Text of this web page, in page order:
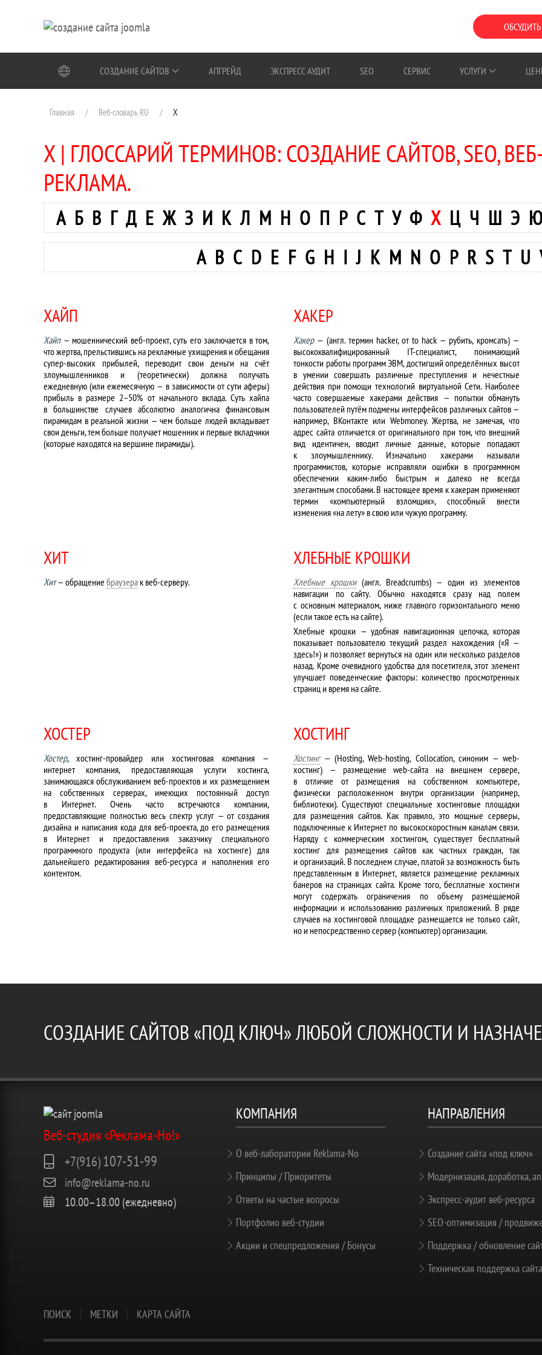
Перейти к содержимому
СОЗДАНИЕ САЙТОВ АПГРЕЙД ЭКСПРЕСС АУДИТ SEO СЕРВИС УСЛУГИ
Главная Веб-словарь RU Х
Х | ГЛОССАРИЙ ТЕРМИНОВ: СОЗДАНИЕ САЙТОВ, SEO,
РЕКЛАМА.
А Б В Г Д Е Ж З И К Л М Н О П Р С Т У Ф Х Ц Ч Ш Э Ю
A B C D E F G H I J K M N O P R S T U
ХАЙП
Хайп— мошеннический веб-проект, суть его заключается в том,
что жертва, прельстившись на рекламные ухищрения и обещания
супер-высоких прибылей, переводит свои деньги на счёт
злоумышленников и (теоретически) должна получать
ежедневную (или ежемесячную — в зависимости от сути аферы)
прибыль в размере 2–50% от начального вклада. Суть хайпа
в большинстве случаев абсолютно аналогична финансовым
пирамидам в реальной жизни — чем больше людей вкладывает
свои деньги, тем больше получает мошенник и первые вкладчики
(которые находятся на вершине пирамиды).
ХАКЕР
Хакер— (англ. термин hacker, от to hack — рубить, кромсать) —
высококвалифицированный IT-специалист, понимающий
тонкости работы программ ЭВМ, достигший определённых высот
в умении совершать различные преступления и нечестные
действия при помощи технологий виртуальной Сети. Наиболее
часто совершаемые хакерами действия — попытки обмануть
пользователей путём подмены интерфейсов различных сайтов —
например, ВКонтакте или Webmoney. Жертва, не замечая, что
адрес сайта отличается от оригинального при том, что внешний
вид идентичен, вводит личные данные, которые попадают
к злоумышленнику. Изначально хакерами называли
программистов, которые исправляли ошибки в программном
обеспечении каким-либо быстрым и далеко не всегда
элегантным способами. В настоящее время к хакерам применяют
термин «компьютерный взломщик», способный внести
изменения «на лету» в свою или чужую программу.
ХИТ
Хит— обращение браузера к веб-серверу.
ХЛЕБНЫЕ КРОШКИ
Хлебные крошки(англ. Breadcrumbs) — один из элементов
навигации по сайту. Обычно находятся сразу над полем
с основным материалом, ниже главного горизонтального меню
(если такое есть на сайте).
Хлебные крошки — удобная навигационная цепочка, которая
показывает пользователю текущий раздел нахождения («Я —
здесь!») и позволяет вернуться на один или несколько разделов
назад. Кроме очевидного удобства для посетителя, этот элемент
улучшает поведенческие факторы: количество просмотренных
страниц и время на сайте.
ХОСТЕР
Хостер, хостинг-провайдер или хостинговая компания —
интернет компания, предоставляющая услуги хостинга,
занимающаяся обслуживанием веб-проектов и их размещением
на собственных серверах, имеющих постоянный доступ
в Интернет. Очень часто встречаются компании,
предоставляющие полностью весь спектр услуг — от создания
дизайна и написания кода для веб-проекта, до его размещения
в Интернет и предоставления заказчику специального
программного продукта (или интерфейса на хостинге) для
дальнейшего редактирования веб-ресурса и наполнения его
контентом.
ХОСТИНГ
Хостинг— (Hosting, Web-hosting, Collocation, синоним — web-
хостинг) — размещение web-сайта на внешнем сервере,
в отличие от размещения на собственном компьютере,
физически расположенном внутри организации (например,
библиотеки). Существуют специальные хостинговые площадки
для размещения сайтов. Как правило, это мощные серверы,
подключенные к Интернет по высокоскоростным каналам связи.
Наряду с коммерческим хостингом, существует бесплатный
хостинг для размещения сайтов как частных граждан, так
и организаций. В последнем случае, платой за возможность быть
представленным в Интернет, является размещение рекламных
банеров на страницах сайта. Кроме того, бесплатные хостинги
могут содержать ограничения по объему размещаемой
информации и использованию различных приложений. В ряде
случаев на хостинговой площадке размещается не только сайт,
но и непосредственно сервер (компьютер) организации.
СОЗДАНИЕ САЙТОВ «ПОД КЛЮЧ» ЛЮБОЙ СЛОЖНОСТИ И
Веб-студия «Реклама-Но!»
+7(916) 107-51-99
info@reklama-no.ru
10.00–18.00 (ежедневно)
КОМПАНИЯ
О веб-лаборатории Reklama-No
Принципы / Приоритеты
Ответы на частые вопросы
Портфолио веб-студии
Акции и спецпредложения / Бонусы
НАПРАВЛЕНИЯ
Создание сайта «под ключ»
Модернизация, доработка,
Экспресс-аудит веб-ресурса
SEO-оптимизация /
Поддержка / обновление
Техническая поддержка сайта
ПОИСК МЕТКИ КАРТА САЙТА